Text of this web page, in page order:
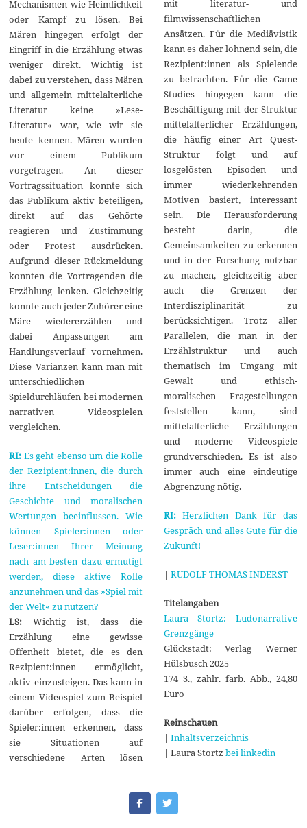
Mechanismen wie Heimlichkeit
oder Kampf zu lösen. Bei
Mären hingegen erfolgt der
Eingriff in die Erzählung etwas
weniger direkt. Wichtig ist
dabei zu verstehen, dass Mären
und allgemein mittelalterliche
Literatur keine »Lese-
Literatur« war, wie wir sie
heute kennen. Mären wurden
vor einem Publikum
vorgetragen. An dieser
Vortragssituation konnte sich
das Publikum aktiv beteiligen,
direkt auf das Gehörte
reagieren und Zustimmung
oder Protest ausdrücken.
Aufgrund dieser Rückmeldung
konnten die Vortragenden die
Erzählung lenken. Gleichzeitig
konnte auch jeder Zuhörer eine
Märe wiedererzählen und
dabei Anpassungen am
Handlungsverlauf vornehmen.
Diese Varianzen kann man mit
unterschiedlichen
Spieldurchläufen bei modernen
narrativen Videospielen
vergleichen.
RI: Es geht ebenso um die Rolle
der Rezipient:innen, die durch
ihre Entscheidungen die
Geschichte und moralischen
Wertungen beeinflussen. Wie
können Spieler:innen oder
Leser:innen Ihrer Meinung
nach am besten dazu ermutigt
werden, diese aktive Rolle
anzunehmen und das »Spiel mit
der Welt« zu nutzen?
LS: Wichtig ist, dass die
Erzählung eine gewisse
Offenheit bietet, die es den
Rezipient:innen ermöglicht,
aktiv einzusteigen. Das kann in
einem Videospiel zum Beispiel
darüber erfolgen, dass die
Spieler:innen erkennen, dass
sie Situationen auf
verschiedene Arten lösen
mit literatur- und
filmwissenschaftlichen
Ansätzen. Für die Mediävistik
kann es daher lohnend sein, die
Rezipient:innen als Spielende
zu betrachten. Für die Game
Studies hingegen kann die
Beschäftigung mit der Struktur
mittelalterlicher Erzählungen,
die häufig einer Art Quest-
Struktur folgt und auf
losgelösten Episoden und
immer wiederkehrenden
Motiven basiert, interessant
sein. Die Herausforderung
besteht darin, die
Gemeinsamkeiten zu erkennen
und in der Forschung nutzbar
zu machen, gleichzeitig aber
auch die Grenzen der
Interdisziplinarität zu
berücksichtigen. Trotz aller
Parallelen, die man in der
Erzählstruktur und auch
thematisch im Umgang mit
Gewalt und ethisch-
moralischen Fragestellungen
feststellen kann, sind
mittelalterliche Erzählungen
und moderne Videospiele
grundverschieden. Es ist also
immer auch eine eindeutige
Abgrenzung nötig.
RI:Herzlichen Dank für das
Gespräch und alles Gute für die
Zukunft!
| RUDOLF THOMAS INDERST
Titelangaben
Laura Stortz: Ludonarrative
Grenzgänge
Glückstadt: Verlag Werner
Hülsbusch 2025
174 S., zahlr. farb. Abb., 24,80
Euro
Reinschauen
| Inhaltsverzeichnis
| Laura Stortz bei linkedin